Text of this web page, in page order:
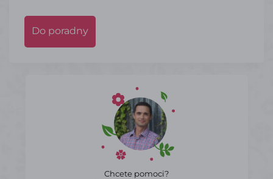
Do poradny
Chcete pomoci?